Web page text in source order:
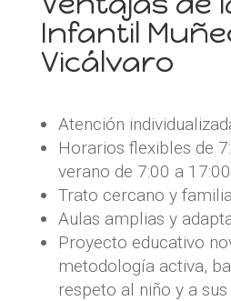
Infantil
Vicálvaro
Atención
Horarios flexibles de
verano de 7:00 a 17:00
Trato cercano y
Aulas amplias y
Proyecto educativo
metodología activa,
respeto al niño y a